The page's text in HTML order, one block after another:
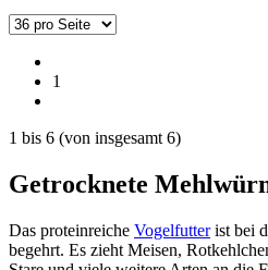
1
1 bis 6 (von insgesamt 6)
Getrocknete
Das proteinreiche Vogelfutterist bei
begehrt. Es zieht Meisen,